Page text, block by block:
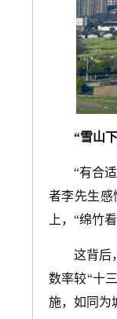
“雪山
“有合
者李先生感
上，“绵竹
这背后
数率较“十
施，如同为